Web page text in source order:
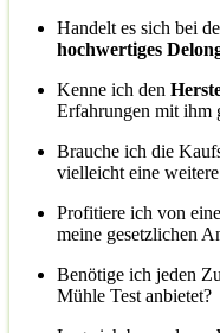
Handelt es sich bei
hochwertiges
Kenne ich den
Erfahrungen mit ihm
Brauche ich die
vielleicht eine
Profitiere ich von
meine gesetzlichen
Benötige ich jeden
Mühle Test anbietet?